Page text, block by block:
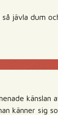
jävla dum
känner sig